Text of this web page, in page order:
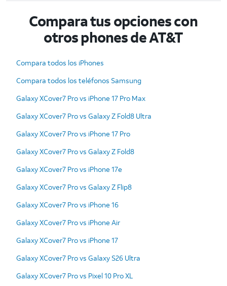
Compara tus opciones con
otros phones de AT&T
Compara todos los iPhones
Compara todos los teléfonos Samsung
Galaxy XCover7 Pro vs iPhone 17 Pro Max
Galaxy XCover7 Pro vs Galaxy Z Fold8 Ultra
Galaxy XCover7 Pro vs iPhone 17 Pro
Galaxy XCover7 Pro vs Galaxy Z Fold8
Galaxy XCover7 Pro vs iPhone 17e
Galaxy XCover7 Pro vs Galaxy Z Flip8
Galaxy XCover7 Pro vs iPhone 16
Galaxy XCover7 Pro vs iPhone Air
Galaxy XCover7 Pro vs iPhone 17
Galaxy XCover7 Pro vs Galaxy S26 Ultra
Galaxy XCover7 Pro vs Pixel 10 Pro XL